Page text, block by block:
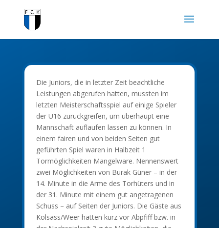
Die Juniors, die in letzter Zeit beachtliche
Leistungen abgerufen hatten, mussten im
letzten Meisterschaftsspiel auf einige Spieler
der U16 zurückgreifen, um überhaupt eine
Mannschaft auflaufen lassen zu können. In
einem fairen und von beiden Seiten gut
geführten Spiel waren in Halbzeit 1
Tormöglichkeiten Mangelware. Nennenswert
zwei Möglichkeiten von Burak Güner – in der
14. Minute in die Arme des Torhüters und in
der 31. Minute mit einem gut angetragenen
Schuss – auf Seiten der Juniors. Die Gäste aus
Kolsass/Weer hatten kurz vor Abpfiff bzw. in